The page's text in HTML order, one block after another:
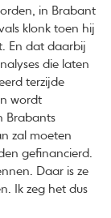
in Brabant
klonk toen hij
En dat daarbij
die laten
terzijde
wordt
Brabants
zal moeten
gefinancierd.
Daar is ze
Ik zeg het dus